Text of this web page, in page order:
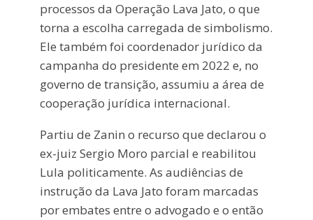
processos da Operação Lava Jato, o que
torna a escolha carregada de simbolismo.
Ele também foi coordenador jurídico da
campanha do presidente em 2022 e, no
governo de transição, assumiu a área de
cooperação jurídica internacional.
Partiu de Zanin o recurso que declarou o
ex-juiz Sergio Moro parcial e reabilitou
Lula politicamente. As audiências de
instrução da Lava Jato foram marcadas
por embates entre o advogado e o então